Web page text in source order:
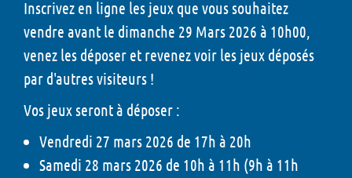
Inscrivez en ligne les jeux que vous souhaitez
vendre avant le dimanche 29 Mars 2026 à 10h00,
venez les déposer et revenez voir les jeux déposés
par d'autres visiteurs !
Vos jeux seront à déposer :
Vendredi 27 mars 2026 de 17h à 20h
Samedi 28 mars 2026 de 10h à 11h (9h à 11h